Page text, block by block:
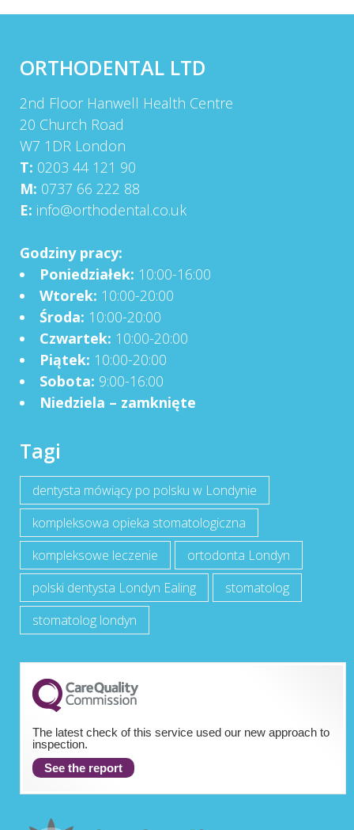
ORTHODENTAL LTD
2nd Floor Hanwell Health Centre
20 Church Road
W7 1DR London
T: 0203 44 121 90
M: 0737 66 222 88
E: info@orthodental.co.uk
Godziny pracy:
Poniedziałek: 10:00-16:00
Wtorek: 10:00-20:00
Środa: 10:00-20:00
Czwartek: 10:00-20:00
Piątek: 10:00-20:00
Sobota: 9:00-16:00
Niedziela – zamknięte
Tagi
dentysta mówiący po polsku w Londynie
kompleksowa opieka stomatologiczna
kompleksowe leczenie
ortodonta Londyn
polski dentysta Londyn Ealing
stomatolog
stomatolog londyn
The latest check of this service used our new approach to
inspection.
See the report